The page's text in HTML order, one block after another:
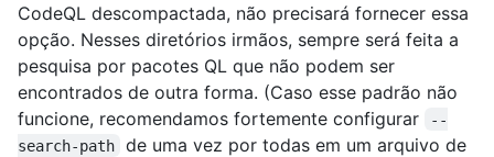
CodeQL descompactada, não precisará fornecer essa
opção. Nesses diretórios irmãos, sempre será feita a
pesquisa por pacotes QL que não podem ser
encontrados de outra forma. (Caso esse padrão não
funcione, recomendamos fortemente configurar
--
search-path
de uma vez por todas em um arquivo de